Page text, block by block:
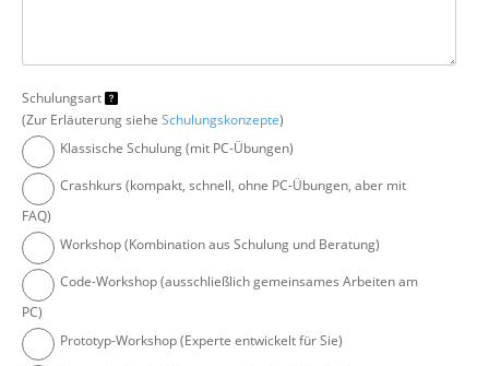
Schulungsart
(Zur Erläuterung siehe Schulungskonzepte)
Klassische Schulung (mit PC-Übungen)
Crashkurs (kompakt, schnell, ohne PC-Übungen, aber mit
FAQ)
Workshop (Kombination aus Schulung und Beratung)
Code-Workshop (ausschließlich gemeinsames Arbeiten am
PC)
Prototyp-Workshop (Experte entwickelt für Sie)